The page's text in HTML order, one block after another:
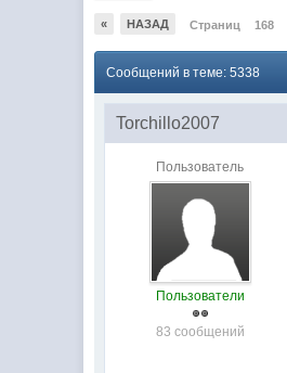
« НАЗАД Страниц 168
Сообщений в теме: 5338
Torchillo2007
Пользователь
Пользователи
83 сообщений